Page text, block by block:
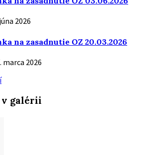
2026
na zasadnutie OZ 20.03.2026
marca 2026
v galérii